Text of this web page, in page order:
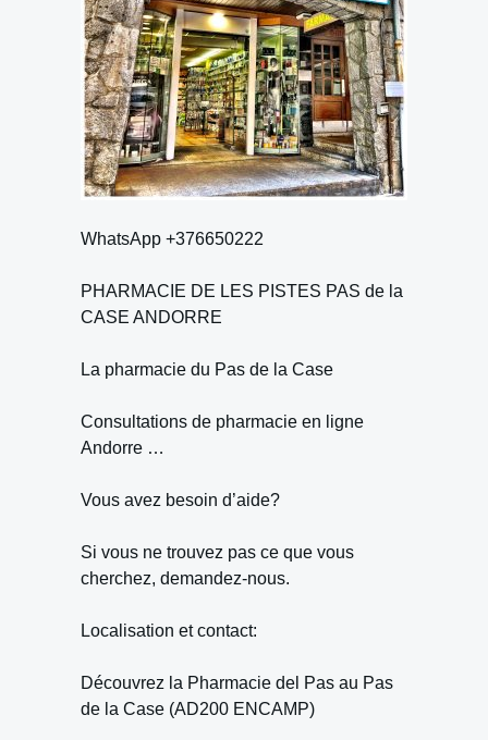
WhatsApp +376650222
PHARMACIE DE LES PISTES PAS de la
CASE ANDORRE
La pharmacie du Pas de la Case
Consultations de pharmacie en ligne
Andorre …
Vous avez besoin d’aide?
Si vous ne trouvez pas ce que vous
cherchez, demandez-nous.
Localisation et contact:
Découvrez la Pharmacie del Pas au Pas
de la Case (AD200 ENCAMP)